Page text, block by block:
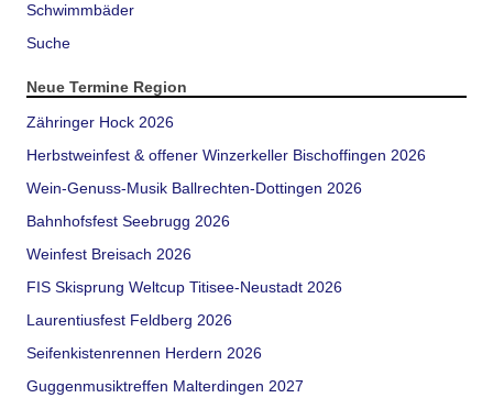
Schwimmbäder
Suche
Neue Termine Region
Zähringer Hock 2026
Herbstweinfest & offener Winzerkeller Bischoffingen 2026
Wein-Genuss-Musik Ballrechten-Dottingen 2026
Bahnhofsfest Seebrugg 2026
Weinfest Breisach 2026
FIS Skisprung Weltcup Titisee-Neustadt 2026
Laurentiusfest Feldberg 2026
Seifenkistenrennen Herdern 2026
Guggenmusiktreffen Malterdingen 2027